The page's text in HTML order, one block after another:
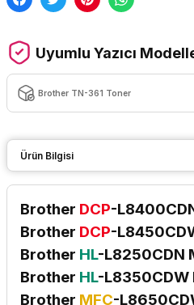
Uyumlu Yazıcı
Brother TN-361 Toner
Ürün Bilgisi
Brother DCP-
Brother DCP-
Brother HL-L8250CDN
Brother HL-L8350CDW
Brother MFC-